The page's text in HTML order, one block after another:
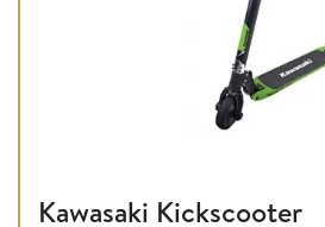
Kawasaki Kickscooter